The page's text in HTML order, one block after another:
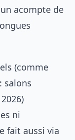
acompte de
(comme
salons
)
ni
fait aussi via